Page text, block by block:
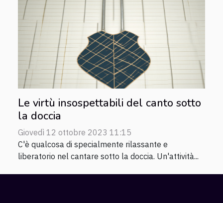
Le virtù insospettabili del canto sotto
la doccia
Giovedì 12 ottobre 2023 11:15
C'è qualcosa di specialmente rilassante e
liberatorio nel cantare sotto la doccia. Un'attività...